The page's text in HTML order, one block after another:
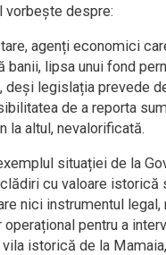
vorbește despre:
agenți economici
banii, lipsa unui fond
deși legislația prevede
de a reporta
la altul, nevalorificată.
situației de la
cu valoare istorică
nici instrumentul legal,
pentru a
istorică de la